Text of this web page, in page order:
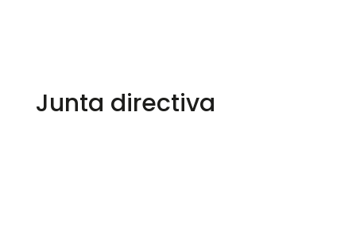
Junta directiva